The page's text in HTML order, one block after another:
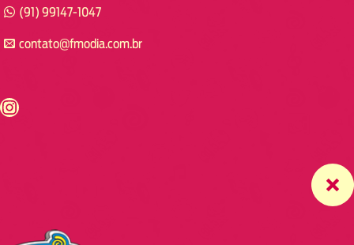
(91) 99147-1047
contato@fmodia.com.br
https://www.instagram.com/fmodia.cabofrio/